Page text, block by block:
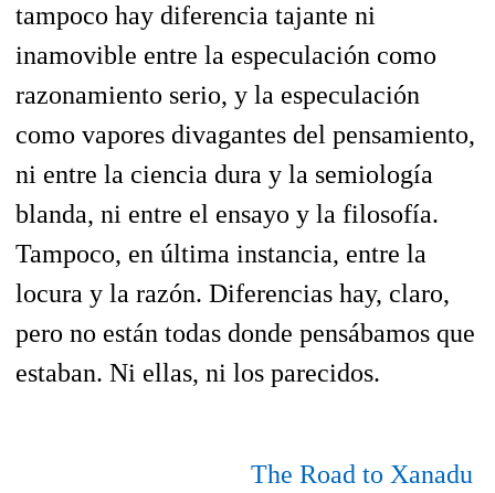
tampoco hay diferencia tajante ni
inamovible entre la especulación como
razonamiento serio, y la especulación
como vapores divagantes del pensamiento,
ni entre la ciencia dura y la semiología
blanda, ni entre el ensayo y la filosofía.
Tampoco, en última instancia, entre la
locura y la razón. Diferencias hay, claro,
pero no están todas donde pensábamos que
estaban. Ni ellas, ni los parecidos.
The Road to Xanadu